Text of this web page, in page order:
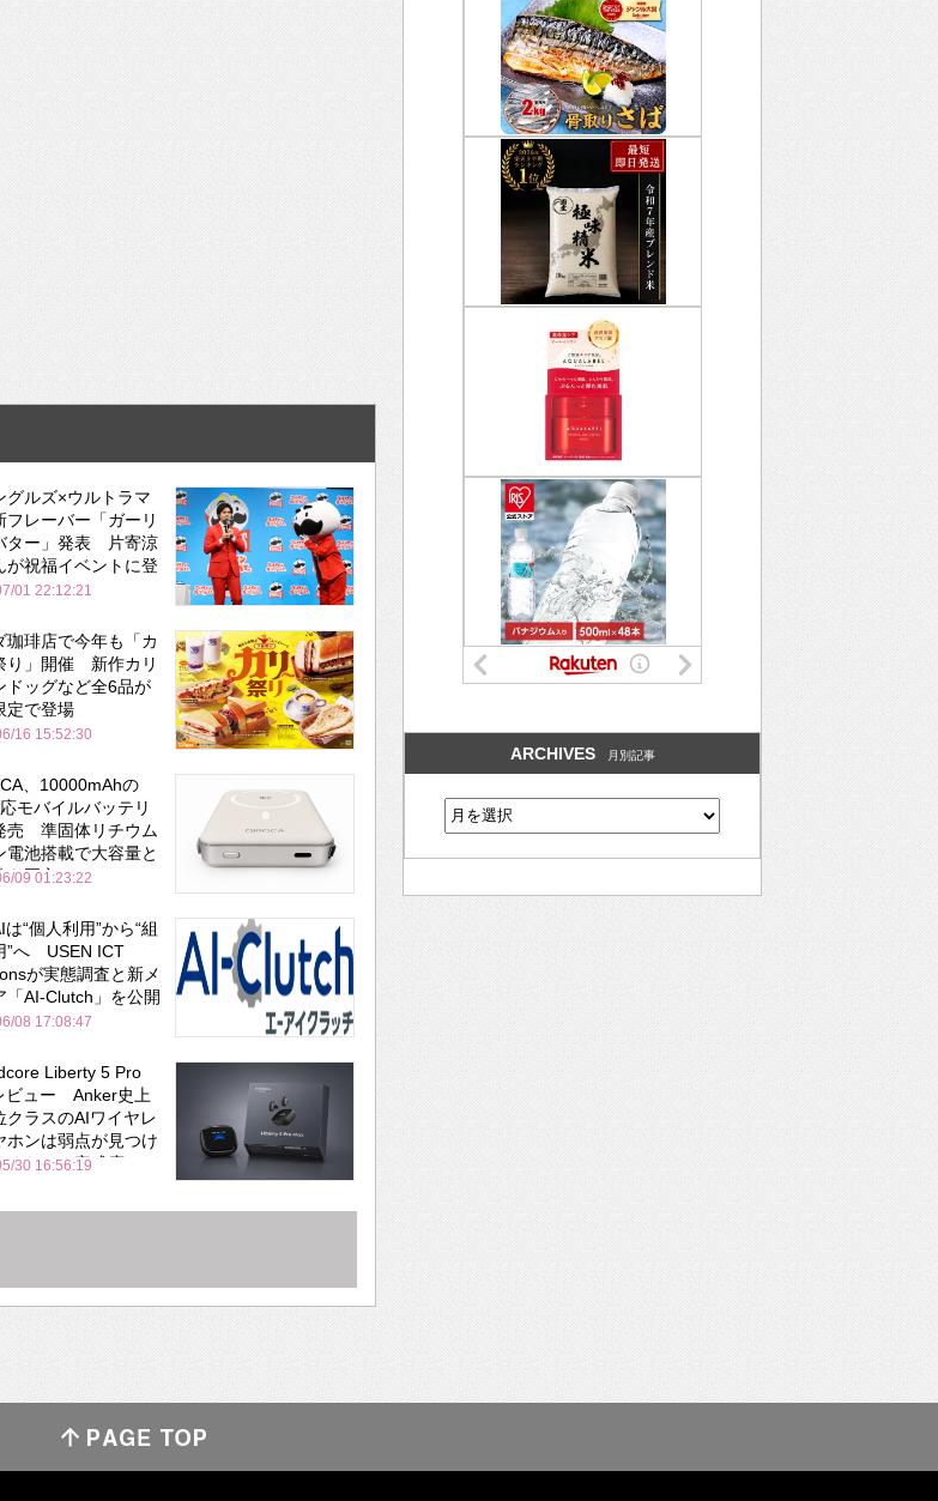
グルズ×ウルトラマ
フレーバー「ガーリ
ター」発表 片寄涼
が祝福イベントに登
01 22:12:21
珈琲店で今年も「カ
り」開催 新作カリ
ドッグなど全6品が
定で登場
16 15:52:30
、10000mAhの
モバイルバッテリ
売 準固体リチウム
電池搭載で大容量と
を両立
09 01:23:22
“個人利用”から“組
”へ USEN ICT
が実態調査と新メ
「AI-Clutch」を公開
08 17:08:47
Liberty 5 Pro
ビュー Anker史上
クラスのAIワイヤレ
ホンは弱点が見つけ
くらいの完成度にび
み
30 16:56:19
ARCHIVES 月別記事